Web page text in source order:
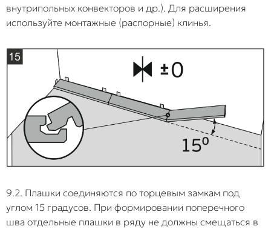
внутрипольных конвекторов и др.). Для расширения
используйте монтажные (распорные) клинья.
9.2. Плашки соединяются по торцевым замкам под
углом 15 градусов. При формировании поперечного
шва отдельные плашки в ряду не должны смещаться в